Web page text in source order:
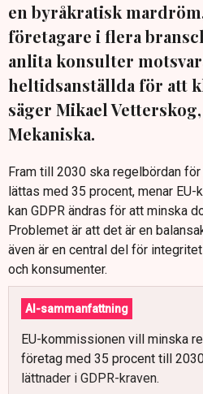
en byråkratisk
företagare i flera
anlita konsulter
heltidsanställda för att
säger Mikael
Mekaniska.
Fram till 2030 ska regelbördan
lättas med 35 procent, menar
kan GDPR ändras för att minska
Problemet är att det är en
även är en central del för
och konsumenter.
AI-sammanfattning
EU-kommissionen vill minska
företag med 35 procent till
lättnader i GDPR-kraven.